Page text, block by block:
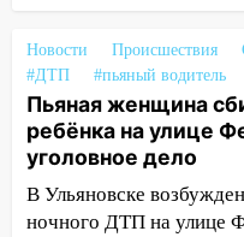
Ульяновск:
Орджоникидзе
13:47 На Нижней
ветром вырвало
13:46 Сильный
СТО на проспекте
Новости Происшествия
#ДТП
#пьяный водитель
Пьяная женщина
ребёнка на улице
уголовное дело
В Ульяновске
ночного ДТП на улице